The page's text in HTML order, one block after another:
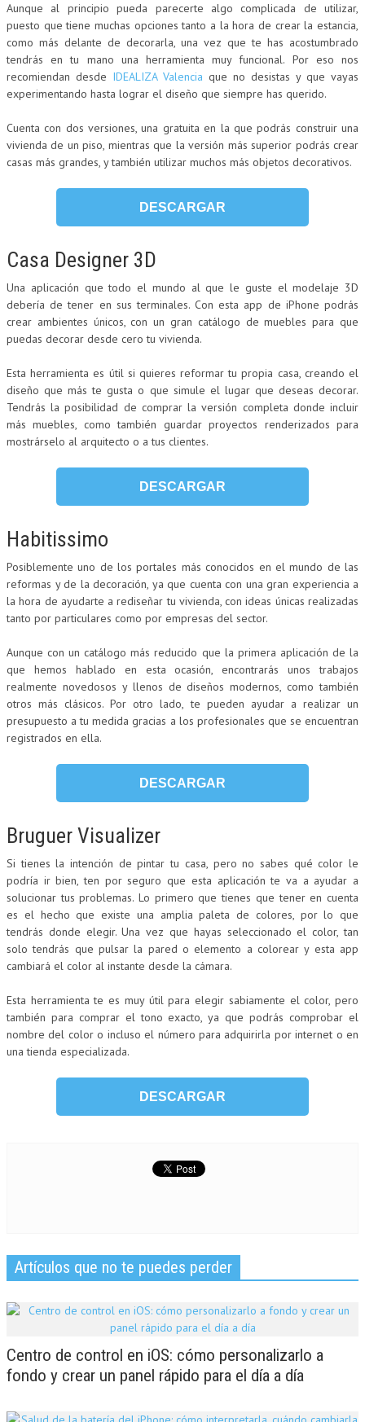
Aunque al principio pueda parecerte algo complicada de utilizar,
puesto que tiene muchas opciones tanto a la hora de crear la estancia,
como más delante de decorarla, una vez que te has acostumbrado
tendrás en tu mano una herramienta muy funcional. Por eso nos
recomiendan desde IDEALIZA Valencia que no desistas y que vayas
experimentando hasta lograr el diseño que siempre has querido.
Cuenta con dos versiones, una gratuita en la que podrás construir una
vivienda de un piso, mientras que la versión más superior podrás crear
casas más grandes, y también utilizar muchos más objetos decorativos.
DESCARGAR
Casa Designer 3D
Una aplicación que todo el mundo al que le guste el modelaje 3D
debería de tener en sus terminales. Con esta app de iPhone podrás
crear ambientes únicos, con un gran catálogo de muebles para que
puedas decorar desde cero tu vivienda.
Esta herramienta es útil si quieres reformar tu propia casa, creando el
diseño que más te gusta o que simule el lugar que deseas decorar.
Tendrás la posibilidad de comprar la versión completa donde incluir
más muebles, como también guardar proyectos renderizados para
mostrárselo al arquitecto o a tus clientes.
DESCARGAR
Habitissimo
Posiblemente uno de los portales más conocidos en el mundo de las
reformas y de la decoración, ya que cuenta con una gran experiencia a
la hora de ayudarte a rediseñar tu vivienda, con ideas únicas realizadas
tanto por particulares como por empresas del sector.
Aunque con un catálogo más reducido que la primera aplicación de la
que hemos hablado en esta ocasión, encontrarás unos trabajos
realmente novedosos y llenos de diseños modernos, como también
otros más clásicos. Por otro lado, te pueden ayudar a realizar un
presupuesto a tu medida gracias a los profesionales que se encuentran
registrados en ella.
DESCARGAR
Bruguer Visualizer
Si tienes la intención de pintar tu casa, pero no sabes qué color le
podría ir bien, ten por seguro que esta aplicación te va a ayudar a
solucionar tus problemas. Lo primero que tienes que tener en cuenta
es el hecho que existe una amplia paleta de colores, por lo que
tendrás donde elegir. Una vez que hayas seleccionado el color, tan
solo tendrás que pulsar la pared o elemento a colorear y esta app
cambiará el color al instante desde la cámara.
Esta herramienta te es muy útil para elegir sabiamente el color, pero
también para comprar el tono exacto, ya que podrás comprobar el
nombre del color o incluso el número para adquirirla por internet o en
una tienda especializada.
DESCARGAR
Artículos que no te puedes perder
Centro de control en iOS: cómo personalizarlo a
fondo y crear un panel rápido para el día a día